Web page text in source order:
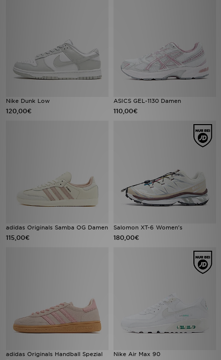
Nike Dunk Low
120,00€
ASICS GEL-1130 Damen
110,00€
adidas Originals Samba OG Damen
115,00€
Salomon XT-6 Women's
180,00€
adidas Originals Handball Spezial
Nike Air Max 90
Trending Styles